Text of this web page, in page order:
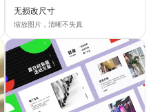
无损改尺寸
缩放图片，清晰不失真